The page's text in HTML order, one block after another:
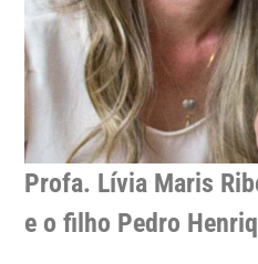
Profa. Lívia Maris
e o filho Pedro